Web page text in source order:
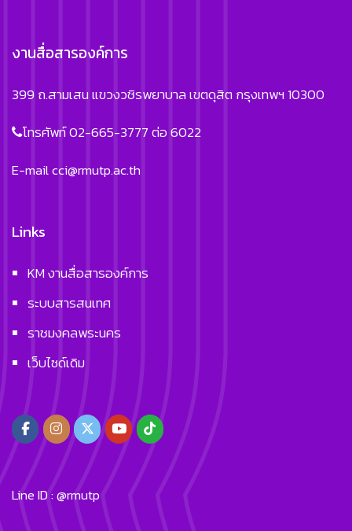
งานสื่อสารองค์การ
399 ถ.สามเสน แขวงวชิรพยาบาล เขตดุสิต กรุงเทพฯ 10300
โทรศัพท์ 02-665-3777 ต่อ 6022
E-mailcci@rmutp.ac.th
Links
KM งานสื่อสารองค์การ
ระบบสารสนเทศ
ราชมงคลพระนคร
เว็บไซด์เดิม
Line ID : @rmutp